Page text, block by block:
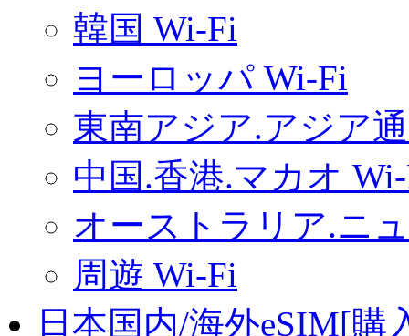
韓国 Wi-Fi
ヨーロッパ Wi-Fi
東南アジア.アジア
中国.香港.マカオ
オーストラリア.ニ
周遊 Wi-Fi
日本国内/海外eSIM[購